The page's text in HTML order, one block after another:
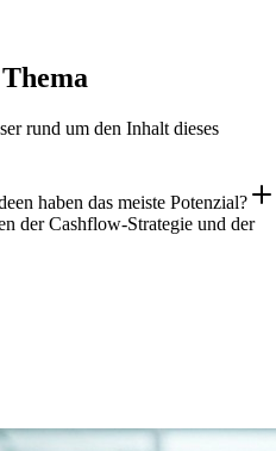
rund um den Inhalt dieses
haben das meiste Potenzial?
der Cashflow-Strategie und der